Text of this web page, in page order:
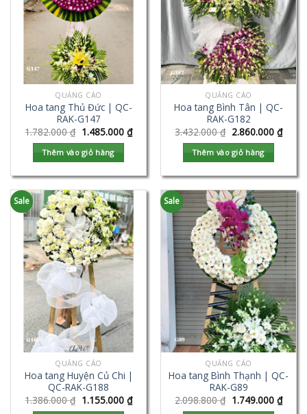
QUẢNG CÁO
Hoa tang Thủ Đức | QC-
RAK-G147
1.782.000₫ 1.485.000 ₫
Thêm vào giỏ hàng
QUẢNG CÁO
Hoa tang Bình Tân | QC-
RAK-G182
3.432.000₫ 2.860.000 ₫
Thêm vào giỏ hàng
Sale
QUẢNG CÁO
Hoa tang Huyện Củ Chi |
QC-RAK-G188
1.386.000₫ 1.155.000 ₫
Sale
QUẢNG CÁO
Hoa tang Bình Thạnh | QC-
RAK-G89
2.098.800₫ 1.749.000 ₫